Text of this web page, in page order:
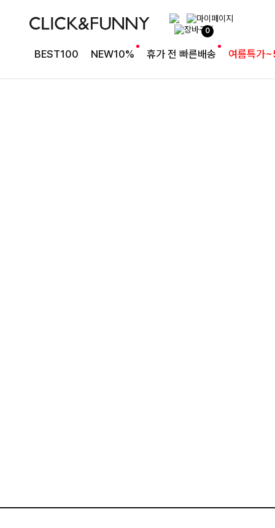
0
BEST100 NEW10% 휴가 전 빠른배송 여름특가
절개 디테일로 세련된 핏
퍼펙트절개핏 6부데님반바지[S,M,L사이즈]